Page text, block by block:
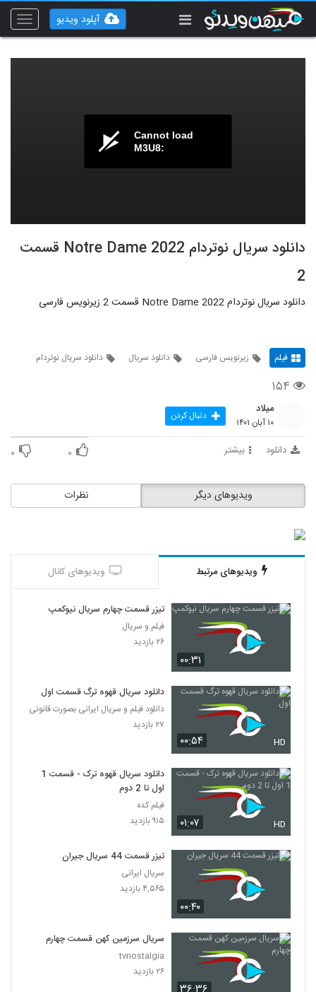
Toggle
آپلود ویدیو
Cannot load
M3U8:
دانلود سریال نوتردام Notre Dame 2022 قسمت
2
دانلود سریال نوتردام Notre Dame 2022 قسمت 2 زیرنویس فارسی
فیلم زیرنویس فارسی دانلود سریال دانلود سریال نوتردام
۱۵۴
میلاد
۱۰ آبان ۱۴۰۱ دنبال کردن
دانلود بیشتر ۰ ۰
نظرات ویدیوهای دیگر
ویدیوهای مرتبط ویدیوهای کانال
۰۰:۳۱
تیزر قسمت چهارم سریال نیوکمپ
فیلم و سریال
۲۶ بازدید
۰۰:۵۴ HD
دانلود سریال قهوه ترگ قسمت اول
دانلود فیلم و سریال ایرانی بصورت قانونی
۲۷ بازدید
۰۱:۰۷ HD
دانلود سریال قهوه ترک - قسمت 1
اول تا 2 دوم
فیلم کده
۹۱۵ بازدید
۰۰:۴۰
تیزر قسمت 44 سریال جیران
سریال ایرانی
۴,۵۶۵ بازدید
سریال سرزمین کهن قسمت چهارم
tvnostalgia
۲۶ بازدید